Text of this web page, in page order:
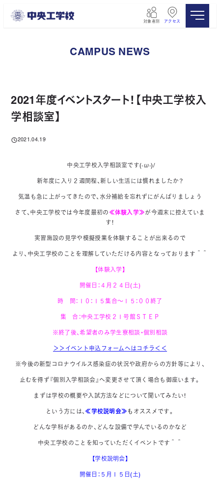
対象者別 アクセス
CAMPUS NEWS
2021年度イベントスタート！【中央工学校入
学相談室】
投稿日
2021.04.19
中央工学校入学相談室です(·ω·)/
新年度に入り２週間程、新しい生活には慣れましたか？
気温も急に上がってきたので、水分補給を忘れずにがんばりましょう
さて、中央工学校では今年度最初の ≪体験入学≫が今週末に控えていま
す！
実習施設の見学や模擬授業を体験することが出来るので
より、中央工学校のことを理解していただける内容となっております＾＾
【体験入学】
開催日：４月２４日(土)
時 間：１０：１５集合～１５：００終了
集 合：中央工学校２１号館ＳＴＥＰ
※終了後、希望者のみ学生寮相談・個別相談
＞＞イベント申込フォームへはコチラ ＜＜
※今後の新型コロナウイルス感染症の状況や政府からの方針等により、
止むを得ず『個別入学相談会』へ変更させて頂く場合も御座います。
まずは学校の概要や入試方法などについて聞いてみたい！
という方には、 ≪学校説明会≫ も オススメです。
どんな学科があるのか、どんな設備で学んでいるのかなど
中央工学校のことを知っていただくイベントです＾＾
【学校説明会】
開催日：５月１５日(土)